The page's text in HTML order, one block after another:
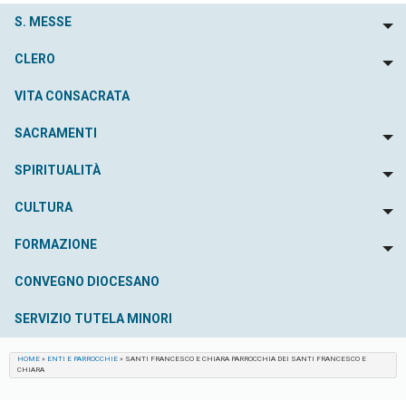
S. MESSE
CLERO
VITA CONSACRATA
SACRAMENTI
SPIRITUALITÀ
CULTURA
FORMAZIONE
CONVEGNO DIOCESANO
SERVIZIO TUTELA MINORI
HOME » ENTI E PARROCCHIE » SANTI FRANCESCO E CHIARA PARROCCHIA DEI SANTI FRANCESCO E
CHIARA